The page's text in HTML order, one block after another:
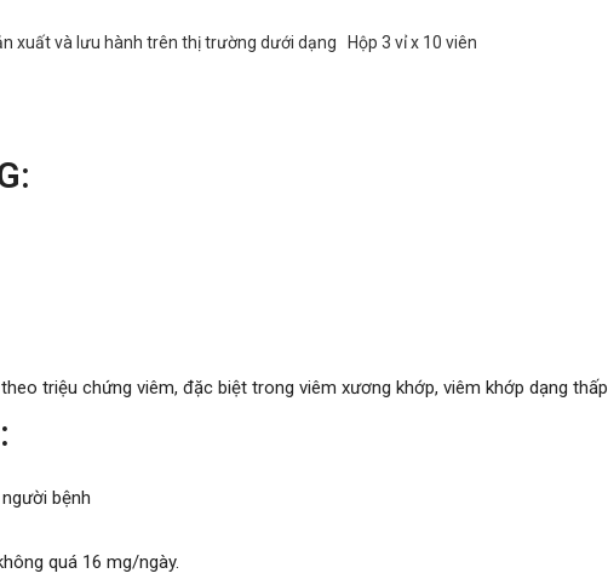
xuất và lưu hành trên thị trường dưới dạng Hộp 3 vỉ x 10 viên
triệu chứng viêm, đặc biệt trong viêm xương khớp, viêm khớp dạng thấp
bệnh
quá 16 mg/ngày.